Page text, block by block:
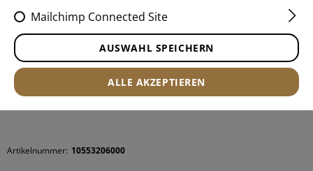
Artikelnummer: 10553206000
Mailchimp Connected Site
AUSWAHL SPEICHERN
ALLE AKZEPTIEREN